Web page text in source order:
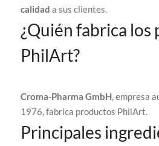
calidad a sus clientes.
¿Quién fabrica los
PhilArt?
Croma-Pharma GmbH, empresa
1976, fabrica productos PhilArt.
Principales